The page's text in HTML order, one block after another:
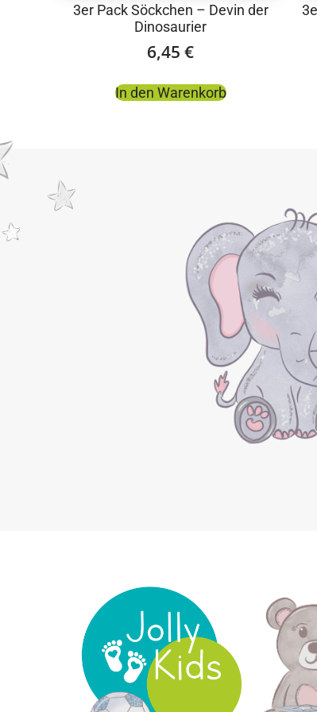
3er Pack Söckchen – Devin der
Dinosaurier
6,45 €
In den Warenkorb